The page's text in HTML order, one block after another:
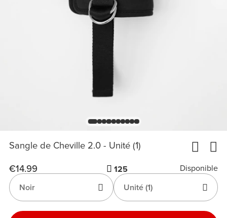
Sangle de Cheville 2.0 - Unité (1)
€14.99 125
Disponible
Unité (1)
Noir